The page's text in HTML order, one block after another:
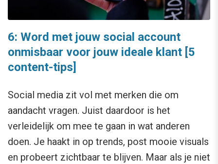
6: Word met jouw social account
onmisbaar voor jouw ideale klant [5
content-tips]
Social media zit vol met merken die om
aandacht vragen. Juist daardoor is het
verleidelijk om mee te gaan in wat anderen
doen. Je haakt in op trends, post mooie visuals
en probeert zichtbaar te blijven. Maar als je niet